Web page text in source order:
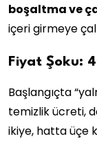
boşaltma ve
içeri girmeye
Fiyat Şoku:
Başlangıçta
temizlik ücreti,
ikiye, hatta üçe